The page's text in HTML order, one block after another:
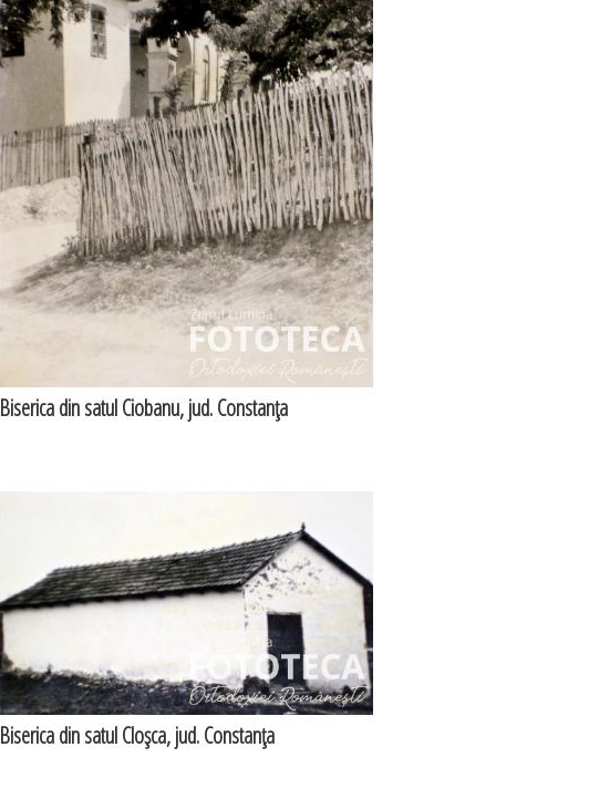
Biserica din satul Ciobanu, jud. Constanţa
Biserica din satul Cloşca, jud. Constanţa